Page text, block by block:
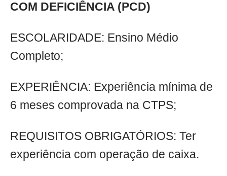
COM DEFICIÊNCIA (PCD)
ESCOLARIDADE: Ensino Médio
Completo;
EXPERIÊNCIA: Experiência mínima de
6 meses comprovada na CTPS;
REQUISITOS OBRIGATÓRIOS: Ter
experiência com operação de caixa.